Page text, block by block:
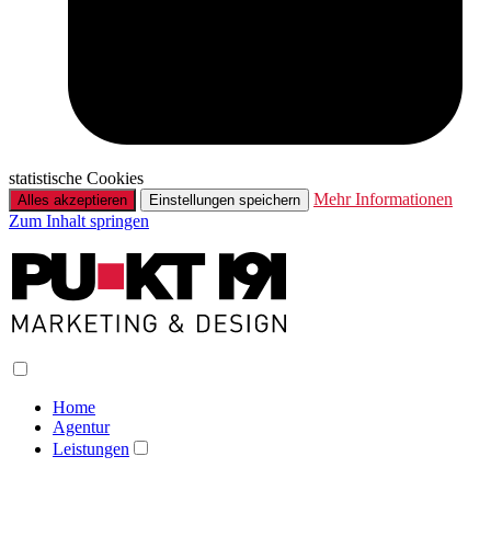
statistische Cookies
Alles akzeptieren Einstellungen speichern
Mehr Informationen
Zum Inhalt springen
Home
Agentur
Leistungen